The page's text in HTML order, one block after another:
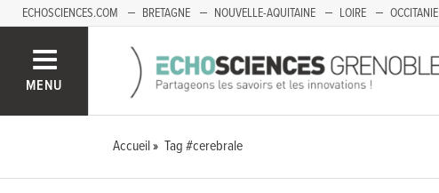
ECHOSCIENCES.COM BRETAGNE NOUVELLE-AQUITAINE LOIRE OCCITANIE
MENU
Accueil Tag #cerebrale